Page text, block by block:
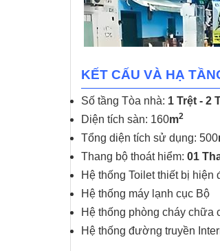
KẾT CẤU VÀ HẠ
Số tầng Tòa nhà: 1 Trệt - 2
Diện tích sàn: 160m2
Tổng diện tích sử dụng: 500
Thang bộ thoát hiểm: 01
Hệ thống Toilet thiết bị hiện
Hệ thống máy lạnh cục Bộ
Hệ thống phòng cháy chữa
Hệ thống đường truyền